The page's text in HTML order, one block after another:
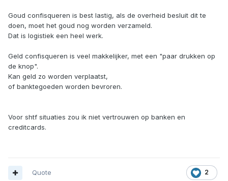
Goud confisqueren is best lastig, als de overheid besluit dit te
doen, moet het goud nog worden verzameld.
Dat is logistiek een heel werk.
Geld confisqueren is veel makkelijker, met een "paar drukken op
de knop".
Kan geld zo worden verplaatst,
of banktegoeden worden bevroren.
Voor shtf situaties zou ik niet vertrouwen op banken en
creditcards.
2
Quote